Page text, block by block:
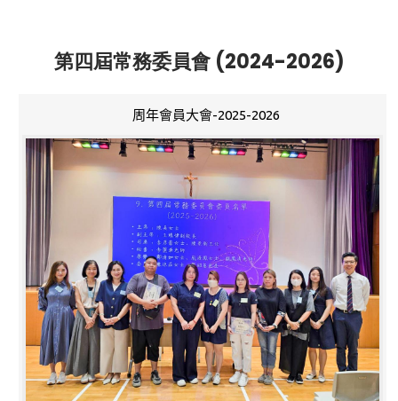
第四屆常務委員會 (2024-2026)
周年會員大會-2025-2026